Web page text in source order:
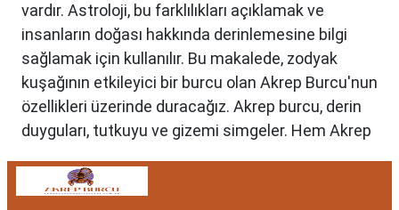
vardır. Astroloji, bu farklılıkları açıklamak ve
insanların doğası hakkında derinlemesine bilgi
sağlamak için kullanılır. Bu makalede, zodyak
kuşağının etkileyici bir burcu olan Akrep Burcu'nun
özellikleri üzerinde duracağız. Akrep burcu, derin
duyguları, tutkuyu ve gizemi simgeler. Hem Akrep
bakımından benzersizdir. Ayrıca, hangi aylar